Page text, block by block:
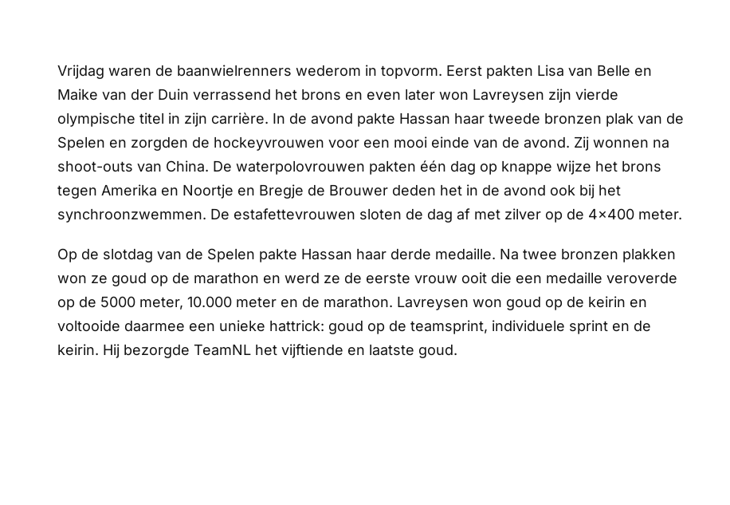
Vrijdag waren de baanwielrenners wederom in topvorm. Eerst pakten Lisa van Belle en
Maike van der Duin verrassend het brons en even later won Lavreysen zijn vierde
olympische titel in zijn carrière. In de avond pakte Hassan haar tweede bronzen plak van de
Spelen en zorgden de hockeyvrouwen voor een mooi einde van de avond. Zij wonnen na
shoot-outs van China. De waterpolovrouwen pakten één dag op knappe wijze het brons
tegen Amerika en Noortje en Bregje de Brouwer deden het in de avond ook bij het
synchroonzwemmen. De estafettevrouwen sloten de dag af met zilver op de 4x400 meter.
Op de slotdag van de Spelen pakte Hassan haar derde medaille. Na twee bronzen plakken
won ze goud op de marathon en werd ze de eerste vrouw ooit die een medaille veroverde
op de 5000 meter, 10.000 meter en de marathon. Lavreysen won goud op de keirin en
voltooide daarmee een unieke hattrick: goud op de teamsprint, individuele sprint en de
keirin. Hij bezorgde TeamNL het vijftiende en laatste goud.